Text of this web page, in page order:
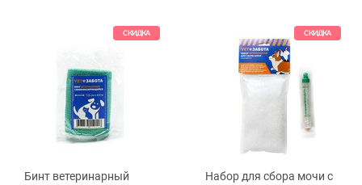
СКИДКА
Бинт ветеринарный
СКИДКА
Набор для сбора мочи с